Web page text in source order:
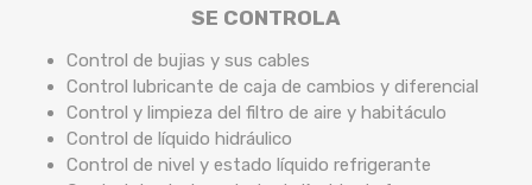
SE CONTROLA
Control de bujias y sus cables
Control lubricante de caja de cambios y diferencial
Control y limpieza del filtro de aire y habitáculo
Control de líquido hidráulico
Control de nivel y estado líquido refrigerante